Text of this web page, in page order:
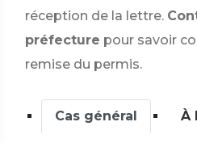
réception de la lettre.
préfecture pour savoir
remise du permis.
Cas général À